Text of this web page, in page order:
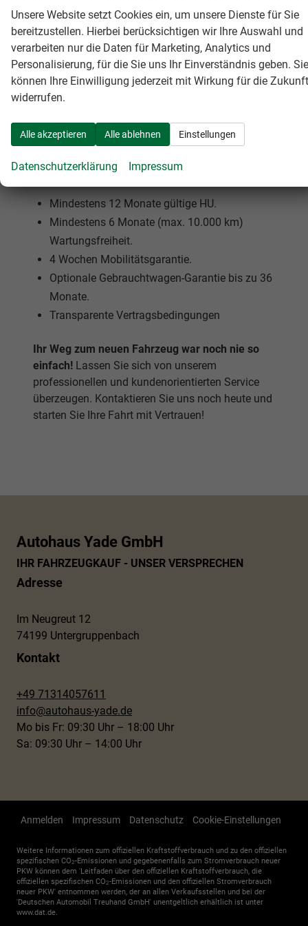
Ihr Fahrzeug entschieden haben, kümmern wir
uns um die vertraglichen Formalitäten und
sorgen für eine reibungslose Abwicklung.
Zulassungsservice & Fahrzeugübergabe:Auf
Wunsch übernehmen wir die Zulassung für
stressfrei in Empfang nehmen können.
Unser Versprechen:
Mindestens 12 Monate gültige HU.
Mindestens 6 Monate (max. 10.000 km)
Wartungsfreiheit.
4 Wochen Mobilitätsgarantie.
Optionale Gebrauchtwagen-Garantie bis zu 36
Monate.
Transparente Vertragsbedingungen
Ihr Weg zum neuen Fahrzeug war noch nie so
einfach! Lassen Sie sich von unserem
professionellen und kundenorientierten Service
überzeugen. Kontaktieren Sie uns noch heute und
starten Sie Ihre Fahrt mit Vertrauen!
Autohaus Yade GmbH
IHR FAHRZEUGKAUF - UNSER VERSPRECHEN
Adresse
Im Neugreut 12
74199 Untergruppenbach
Kontakt
+49 71314057611
info@autohaus-yade.de
Mo bis Fr: 09:30 Uhr – 18:00 Uhr
Sa: 09:30 Uhr – 14:00 Uhr
Anmelden Impressum Datenschutz Cookie-Einstellungen
Weitere Informationen zum offiziellen Kraftstoffverbrauch und zu den offiziellen
spezifischen CO2-Emissionen und gegebenenfalls zum Stromverbrauch neuer
PKW können dem 'Leitfaden über den offiziellen Kraftstoffverbrauch, die
offiziellen spezifischen CO2-Emissionen und den offiziellen Stromverbrauch
neuer PKW' entnommen werden, der an allen Verkaufsstellen und bei der
'Deutschen Automobil Treuhand GmbH' unentgeltlich erhältlich ist unter
www.dat.de.
Unsere Website setzt Cookies ein, um unsere Dienste für Sie
bereitzustellen. Hierbei berücksichtigen wir Ihre Auswahl und
verarbeiten nur die Daten für Marketing, Analytics und
Personalisierung, für die Sie uns Ihr Einverständnis geben. Sie
können Ihre Einwilligung jederzeit mit Wirkung für die Zukunft
widerrufen.
Alle akzeptieren Alle ablehnen Einstellungen
Datenschutzerklärung Impressum